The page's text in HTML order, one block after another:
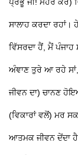
ਸਾਲਾਹ ਕਰਦਾ
ਵਿੱਸਰਦਾ ਹੈਂ, ਮੈਂ
ਅੰਞਾਣ ਤੁਰੇ ਆ ਰਹੇ
ਜੀਵਨ ਦਾ) ਚਾਨਣ
(ਵਿਕਾਰਾਂ ਵਲੋਂ) ਮਰ
ਆਤਮਕ ਜੀਵਨ ਦੇਂਦਾ